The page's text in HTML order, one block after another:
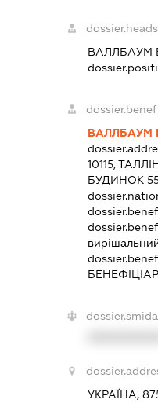
ВАЛЛБАУМ
ВАЛЛБАУМ
10115,
БУДИНОК
УКРАЇНА,